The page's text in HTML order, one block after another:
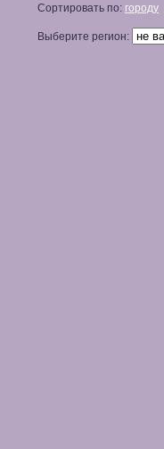
Сортировать по: городу
Выберите регион: